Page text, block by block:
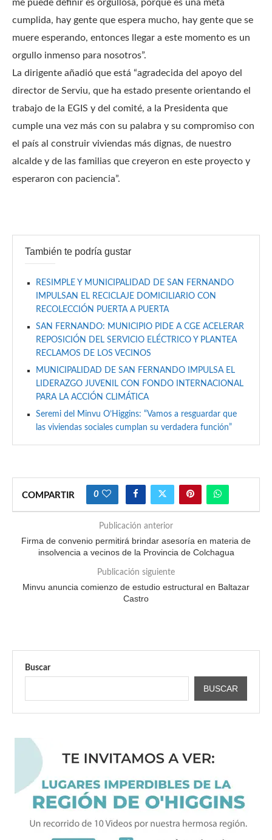
me puede definir es orgullosa, porque es una meta
cumplida, hay gente que espera mucho, hay gente que se
muere esperando, entonces llegar a este momento es un
orgullo inmenso para nosotros”.
La dirigente añadió que está “agradecida del apoyo del
director de Serviu, que ha estado presente orientando el
trabajo de la EGIS y del comité, a la Presidenta que
cumple una vez más con su palabra y su compromiso con
el país al construir viviendas más dignas, de nuestro
alcalde y de las familias que creyeron en este proyecto y
esperaron con paciencia”.
También te podría gustar
RESIMPLE Y MUNICIPALIDAD DE SAN FERNANDO
IMPULSAN EL RECICLAJE DOMICILIARIO CON
RECOLECCIÓN PUERTA A PUERTA
SAN FERNANDO: MUNICIPIO PIDE A CGE ACELERAR
REPOSICIÓN DEL SERVICIO ELÉCTRICO Y PLANTEA
RECLAMOS DE LOS VECINOS
MUNICIPALIDAD DE SAN FERNANDO IMPULSA EL
LIDERAZGO JUVENIL CON FONDO INTERNACIONAL
PARA LA ACCIÓN CLIMÁTICA
Seremi del Minvu O’Higgins: “Vamos a resguardar que
las viviendas sociales cumplan su verdadera función”
COMPARTIR 0
Publicación anterior
Firma de convenio permitirá brindar asesoría en materia de
insolvencia a vecinos de la Provincia de Colchagua
Publicación siguiente
Minvu anuncia comienzo de estudio estructural en Baltazar
Castro
Buscar
BUSCAR